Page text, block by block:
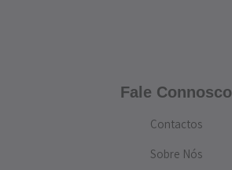
Fale Connosco
Contactos
Sobre Nós